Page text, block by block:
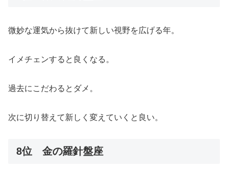
微妙な運気から抜けて新しい視野を広げる年。
イメチェンすると良くなる。
過去にこだわるとダメ。
次に切り替えて新しく変えていくと良い。
8位 金の羅針盤座